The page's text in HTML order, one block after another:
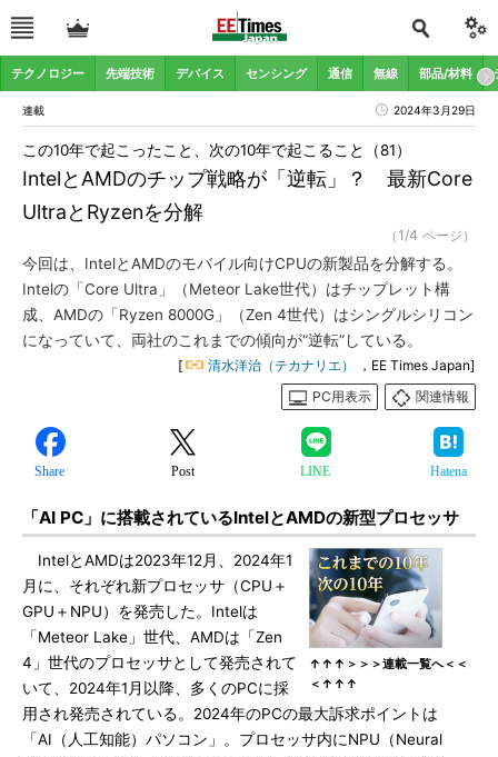
テクノロジー 先端技術 デバイス センシング 通信 無線 部品/材料
連載 2024年3月29日
IntelとAMDのチップ戦略が「逆転」？ 最新Core
UltraとRyzenを分解
この10年で起こったこと、次の10年で起こること（81）
（1/4 ページ）
今回は、IntelとAMDのモバイル向けCPUの新製品を分解する。
Intelの「Core Ultra」（Meteor Lake世代）はチップレット構
成、AMDの「Ryzen 8000G」（Zen 4世代）はシングルシリコン
になっていて、両社のこれまでの傾向が“逆転”している。
[ 清水洋治（テカナリエ）
，EE Times Japan]
PC用表示
関連情報
Share Post LINE Hatena
「AI PC」に搭載されているIntelとAMDの新型プロセッサ
↑↑↑＞＞＞連載一覧へ＜＜
＜↑↑↑
IntelとAMDは2023年12月、2024年1
月に、それぞれ新プロセッサ（CPU＋
GPU＋NPU）を発売した。Intelは
「Meteor Lake」世代、AMDは「Zen
4」世代のプロセッサとして発売されて
いて、2024年1月以降、多くのPCに採
用され発売されている。2024年のPCの最大訴求ポイントは
「AI（人工知能）パソコン」。プロセッサ内にNPU（Neural